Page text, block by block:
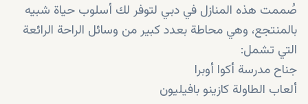
صُممت هذه المنازل في دبي لتوفر لك أسلوب حياة شبيه
بالمنتجع، وهي محاطة بعدد كبير من وسائل الراحة الرائعة
التي تشمل:
جناح مدرسة أكوا أوبرا
ألعاب الطاولة كازينو بافيليون